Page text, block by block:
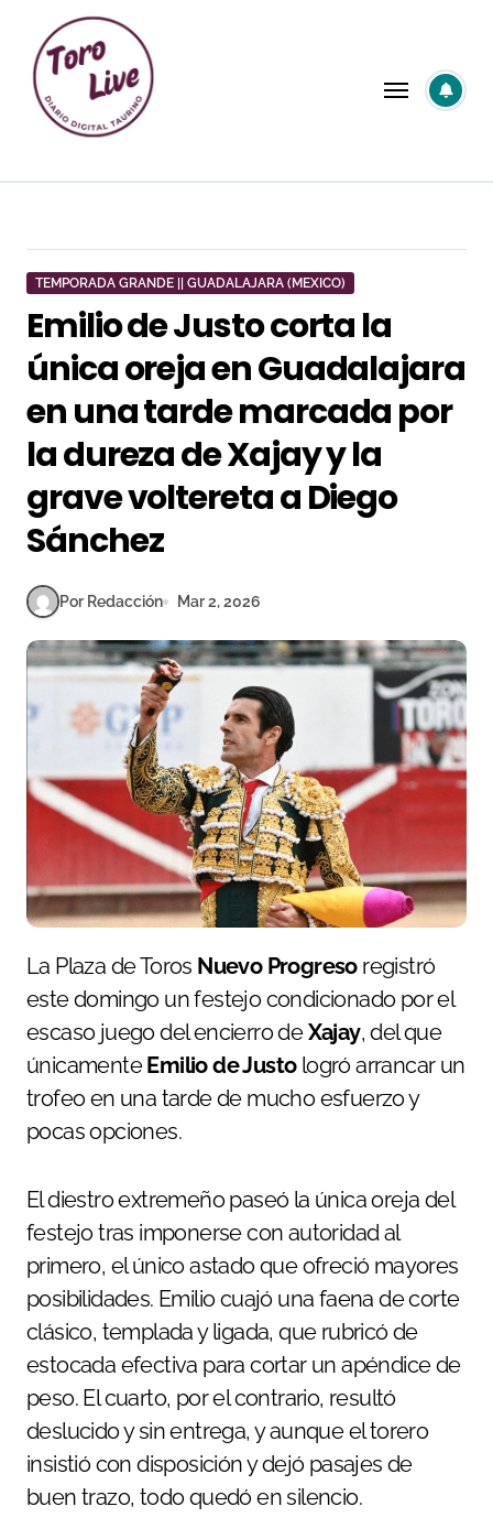
contenido
TEMPORADA GRANDE || GUADALAJARA (MEXICO)
Emilio de Justo corta la
única oreja en Guadalajara
en una tarde marcada por
la dureza de Xajay y la
grave voltereta a Diego
Sánchez
Por Redacción Mar 2, 2026
La Plaza de Toros Nuevo Progresoregistró
este domingo un festejo condicionado por el
escaso juego del encierro deXajay, del que
únicamenteEmilio de Justologró arrancar un
trofeo en una tarde de mucho esfuerzo y
pocas opciones.
El diestro extremeño paseó la única oreja del
festejo tras imponerse con autoridad al
primero, el único astado que ofreció mayores
posibilidades. Emilio cuajó una faena de corte
clásico, templada y ligada, que rubricó de
estocada efectiva para cortar un apéndice de
peso. El cuarto, por el contrario, resultó
deslucido y sin entrega, y aunque el torero
insistió con disposición y dejó pasajes de
buen trazo, todo quedó en silencio.